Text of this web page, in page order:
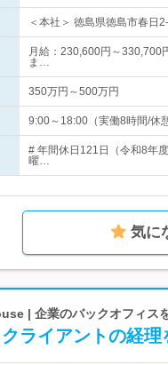
＜本社＞ 徳島県徳島市春
月給：230,600円～
ま…
350万円～500万円
9:00～18:00（実働8時間/
# 年間休日121日（令和8年
曜…
気に
| 企業のバックオフィス
クライアントの経